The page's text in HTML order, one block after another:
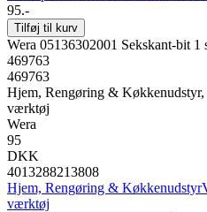
95.-
Tilføj til kurv
Wera 05136302001 Sekskant-bit 1
469763
469763
Hjem, Rengøring &
værktøj
Wera
95
DKK
4013288213808
Hjem, Rengøring & Køkkenudstyr
værktøj